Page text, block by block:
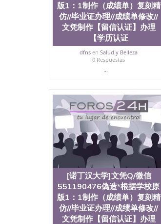
版1：1制作（成绩单）复刻精
仿//毕业证办理//成绩单修改//
文凭制作【留信认证】办理
【学历认证
dfns enSalud y Belleza
0 Respuestas
...
[诺丁汉大学]文凭Q/微信
551190476偽造*根据学校原
版1：1制作（成绩单）复刻精
仿//毕业证办理//成绩单修改//
文凭制作【留信认证】办理